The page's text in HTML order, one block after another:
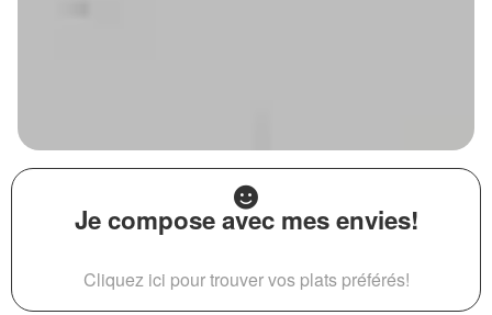
Je compose avec mes envies!
Cliquez ici pour trouver vos plats préférés!